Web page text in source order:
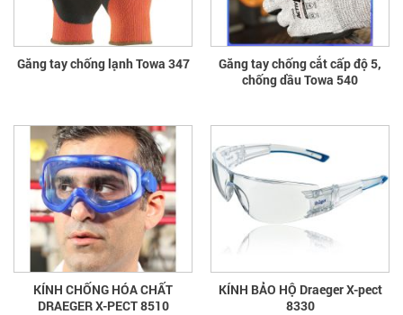
Găng tay chống lạnh Towa 347
Găng tay chống cắt cấp độ 5,
chống dầu Towa 540
KÍNH CHỐNG HÓA CHẤT
DRAEGER X-PECT 8510
KÍNH BẢO HỘ Draeger X-pect
8330